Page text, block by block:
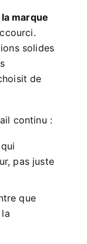
marque
solides
de
continu :
qui
pas juste
que
la